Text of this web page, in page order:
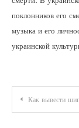
поклонников его
музыка и его
украинской
Как вывести шипицу на ноге уксусом: рецепт